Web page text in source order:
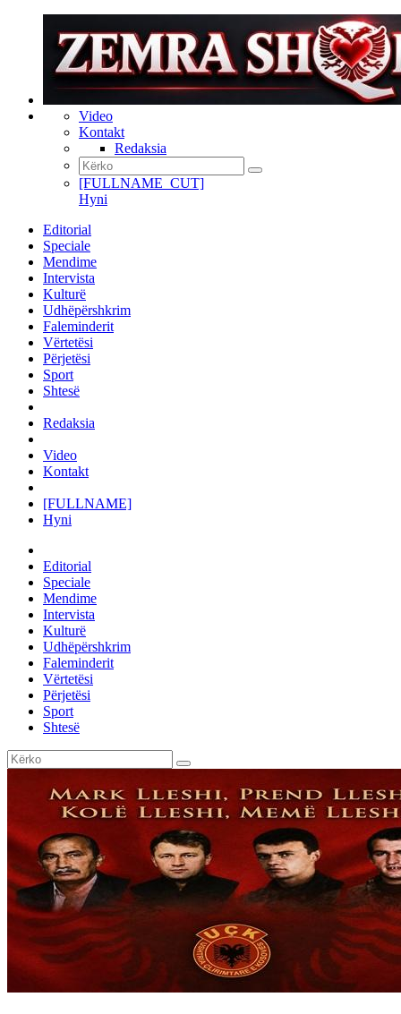
Video
Kontakt
Redaksia
[FULLNAME_CUT]
Hyni
Editorial
Speciale
Mendime
Intervista
Kulturë
Udhëpërshkrim
Faleminderit
Vërtetësi
Përjetësi
Sport
Shtesë
Redaksia
Video
Kontakt
[FULLNAME]
Hyni
Editorial
Speciale
Mendime
Intervista
Kulturë
Udhëpërshkrim
Faleminderit
Vërtetësi
Përjetësi
Sport
Shtesë